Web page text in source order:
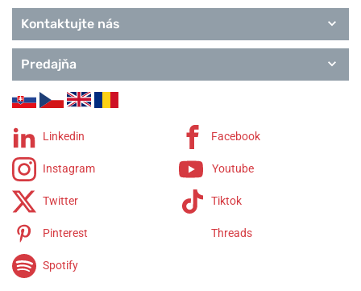
Kontaktujte nás
Predajňa
Linkedin Facebook
Instagram Youtube
Twitter Tiktok
Pinterest Threads
Spotify